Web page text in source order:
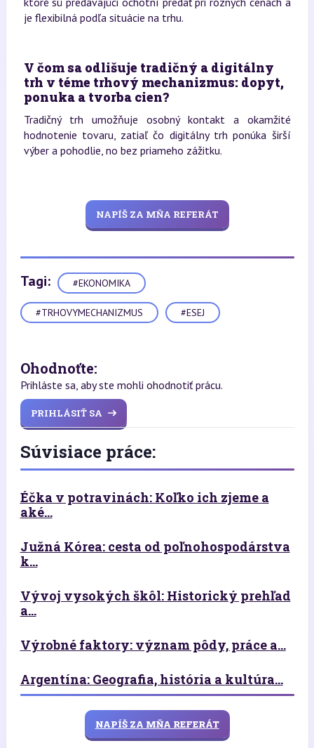
je flexibilná podľa situácie na trhu.
V čom sa odlišuje tradičný a digitálny
trh v téme trhový mechanizmus: dopyt,
ponuka a tvorba cien?
Tradičný trh umožňuje osobný kontakt a okamžité
hodnotenie tovaru, zatiaľ čo digitálny trh ponúka širší
výber a pohodlie, no bez priameho zážitku.
NAPÍŠ ZA MŇA REFERÁT
Tagi: #EKONOMIKA
#TRHOVYMECHANIZMUS #ESEJ
Ohodnoťte:
Prihláste sa, aby ste mohli ohodnotiť prácu.
PRIHLÁSIŤ SA
Súvisiace práce:
Éčka v potravinách: Koľko ich zjeme a
aké...
Južná Kórea: cesta od poľnohospodárstva
k...
Vývoj vysokých škôl: Historický prehľad
a...
Výrobné faktory: význam pôdy, práce a...
Argentína: Geografia, história a kultúra...
NAPÍŠ ZA MŇA REFERÁT